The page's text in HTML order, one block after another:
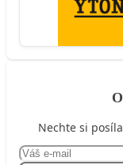
Nechte si